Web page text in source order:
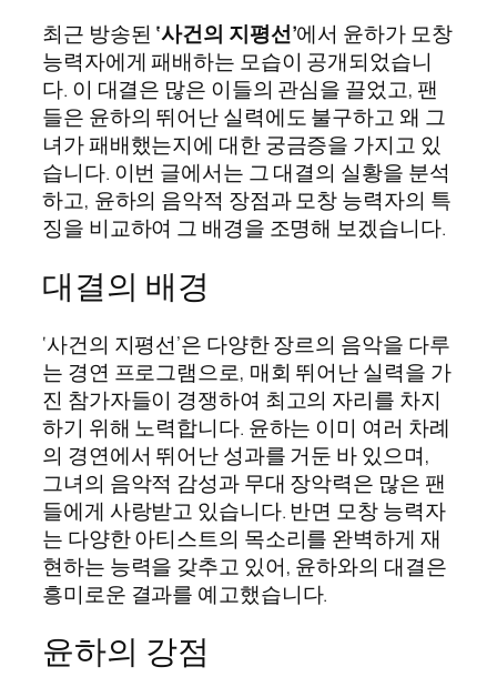
최근 방송된 ‘사건의 지평선’에서 윤하가 모창
능력자에게 패배하는 모습이 공개되었습니
다. 이 대결은 많은 이들의 관심을 끌었고, 팬
들은 윤하의 뛰어난 실력에도 불구하고 왜 그
녀가 패배했는지에 대한 궁금증을 가지고 있
습니다. 이번 글에서는 그 대결의 실황을 분석
하고, 윤하의 음악적 장점과 모창 능력자의 특
징을 비교하여 그 배경을 조명해 보겠습니다.
대결의 배경
‘사건의 지평선’은 다양한 장르의 음악을 다루
는 경연 프로그램으로, 매회 뛰어난 실력을 가
진 참가자들이 경쟁하여 최고의 자리를 차지
하기 위해 노력합니다. 윤하는 이미 여러 차례
의 경연에서 뛰어난 성과를 거둔 바 있으며,
그녀의 음악적 감성과 무대 장악력은 많은 팬
들에게 사랑받고 있습니다. 반면 모창 능력자
는 다양한 아티스트의 목소리를 완벽하게 재
현하는 능력을 갖추고 있어, 윤하와의 대결은
흥미로운 결과를 예고했습니다.
윤하의 강점